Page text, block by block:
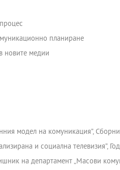
планиране
новите медии
модел на комуникация”,
и социална
на департамент „Масови